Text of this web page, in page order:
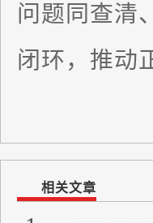
问题同查清
闭环，推动
相关文章